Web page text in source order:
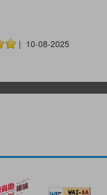
| 10-08-2025